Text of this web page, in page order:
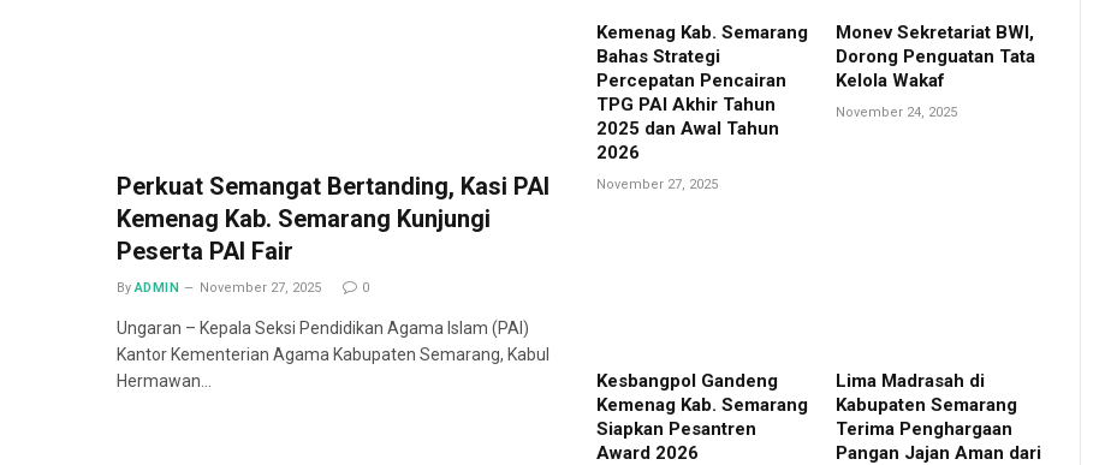
Perkuat Semangat Bertanding, Kasi PAI
Kemenag Kab. Semarang Kunjungi
Peserta PAI Fair
By ADMIN November 27, 2025 0
Ungaran – Kepala Seksi Pendidikan Agama Islam (PAI)
Kantor Kementerian Agama Kabupaten Semarang, Kabul
Hermawan…
Kemenag Kab. Semarang
Bahas Strategi
Percepatan Pencairan
TPG PAI Akhir Tahun
2025 dan Awal Tahun
2026
November 27, 2025
Monev Sekretariat BWI,
Dorong Penguatan Tata
Kelola Wakaf
November 24, 2025
Kesbangpol Gandeng
Kemenag Kab. Semarang
Siapkan Pesantren
Award 2026
Lima Madrasah di
Kabupaten Semarang
Terima Penghargaan
Pangan Jajan Aman dari